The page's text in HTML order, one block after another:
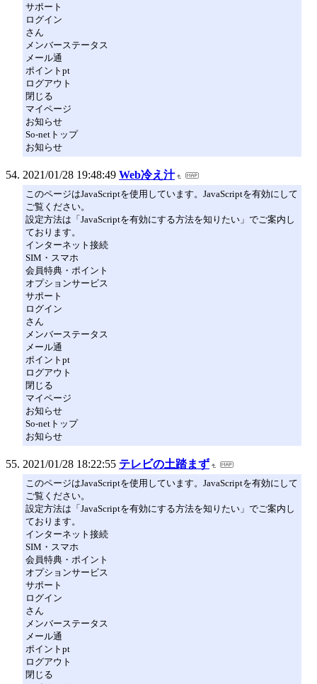
サポート
ログイン
さん
メンバーステータス
メール通
ポイントpt
ログアウト
閉じる
マイページ
お知らせ
So-netトップ
お知らせ
2021/01/28 19:48:49 Web冷え汁
このページはJavaScriptを使用しています。JavaScriptを有効にして
ご覧ください。
設定方法は「JavaScriptを有効にする方法を知りたい」でご案内し
ております。
インターネット接続
SIM・スマホ
会員特典・ポイント
オプションサービス
サポート
ログイン
さん
メンバーステータス
メール通
ポイントpt
ログアウト
閉じる
マイページ
お知らせ
So-netトップ
お知らせ
2021/01/28 18:22:55 テレビの土踏まず
このページはJavaScriptを使用しています。JavaScriptを有効にして
ご覧ください。
設定方法は「JavaScriptを有効にする方法を知りたい」でご案内し
ております。
インターネット接続
SIM・スマホ
会員特典・ポイント
オプションサービス
サポート
ログイン
さん
メンバーステータス
メール通
ポイントpt
ログアウト
閉じる